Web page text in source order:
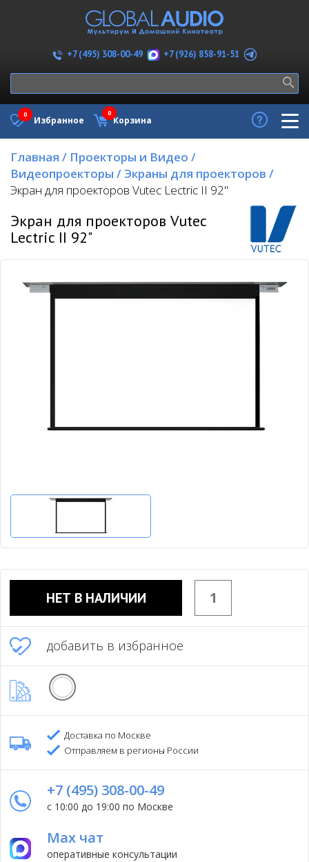
+7 (495) 308-00-49 +7 (926) 858-91-51
Избранное
0
Корзина
0
Главная / Проекторы и Видео /
Видеопроекторы / Экраны для проекторов /
Экран для проекторов Vutec Lectric II 92"
Экран для проекторов Vutec
Lectric II 92"
НЕТ В НАЛИЧИИ
добавить в избранное
Доставка по Москве
Отправляем в регионы России
+7 (495) 308-00-49
с 10:00 до 19:00 по Москве
Max чат
оперативные консультации